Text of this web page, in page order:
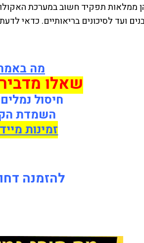
ממלאות תפקיד חשוב במערכת
ועד לסיכונים בריאותיים. כדאי
מה
שאלו
חיסול
השמדת
זמינות
להזמנה